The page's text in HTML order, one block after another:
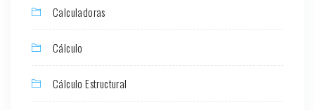
Calculadoras
Cálculo
Cálculo Estructural